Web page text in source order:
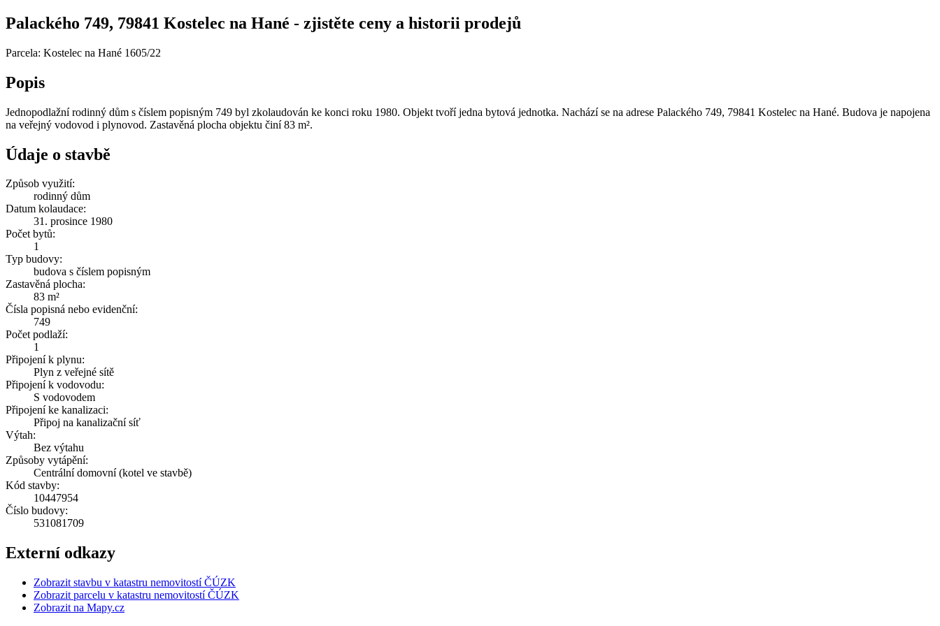
Palackého 749, 79841 Kostelec na Hané - zjistěte ceny a historii prodejů
Parcela: Kostelec na Hané 1605/22
Popis
Jednopodlažní rodinný dům s číslem popisným 749 byl zkolaudován ke konci roku 1980. Objekt tvoří jedna bytová jednotka. Nachází se na adrese Palackého 749, 79841 Kostelec na Hané. Budova je napojena
na veřejný vodovod i plynovod. Zastavěná plocha objektu činí 83 m².
Údaje o stavbě
Způsob využití:
rodinný dům
Datum kolaudace:
31. prosince 1980
Počet bytů:
1
Typ budovy:
budova s číslem popisným
Zastavěná plocha:
83 m²
Čísla popisná nebo evidenční:
749
Počet podlaží:
1
Připojení k plynu:
Plyn z veřejné sítě
Připojení k vodovodu:
S vodovodem
Připojení ke kanalizaci:
Připoj na kanalizační síť
Výtah:
Bez výtahu
Způsoby vytápění:
Centrální domovní (kotel ve stavbě)
Kód stavby:
10447954
Číslo budovy:
531081709
Externí odkazy
Zobrazit stavbu v katastru nemovitostí ČÚZK
Zobrazit parcelu v katastru nemovitostí ČÚZK
Zobrazit na Mapy.cz